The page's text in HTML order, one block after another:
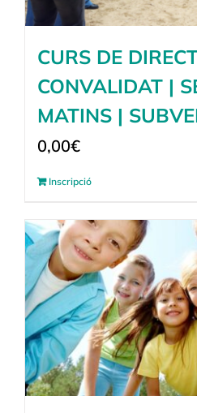
CURS DE
CONVALIDAT |
MATINS |
0,00€
Inscripció